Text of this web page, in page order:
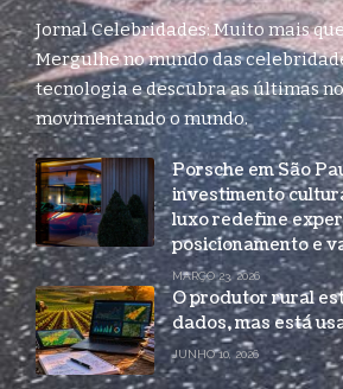
Jornal Celebridades: Muito mais
Mergulhe no mundo das
tecnologia e descubra as últimas
movimentando o mundo.
Porsche em São
investimento
luxo redefine
posicionamento e
MARÇO 23, 2026
O produtor rural
dados, mas está
JUNHO 10, 2026